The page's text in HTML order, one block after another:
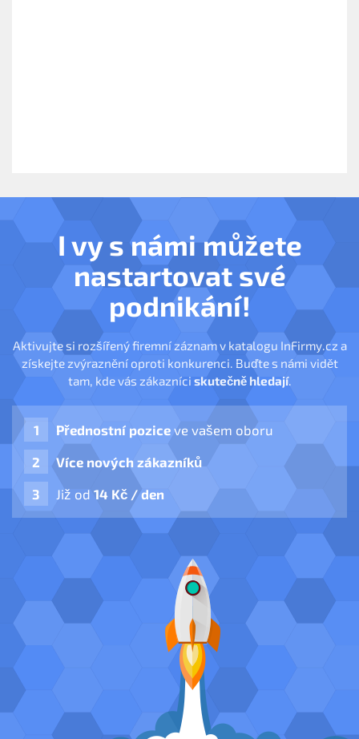
I vy s námi můžete
nastartovat své
podnikání!
Aktivujte si rozšířený firemní záznam v katalogu InFirmy.cz a
získejte zvýraznění oproti konkurenci. Buďte s námi vidět
tam, kde vás zákazníci skutečně hledají.
Přednostní pozice ve vašem oboru
Více nových zákazníků
Již od 14 Kč / den